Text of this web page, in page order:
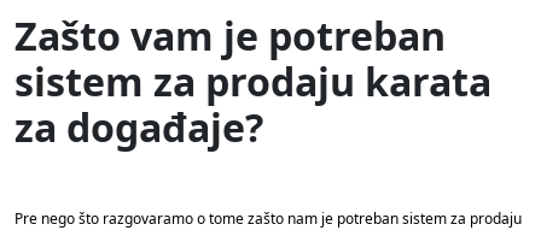
Zašto vam je potreban
sistem za prodaju karata
za događaje?
Pre nego što razgovaramo o tome zašto nam je potreban sistem za prodaju